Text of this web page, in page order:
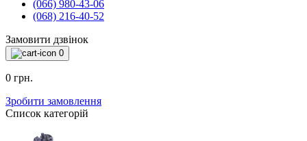
(066) 980-43-06
(068) 216-40-52
Замовити дзвінок
0
0 грн.
Зробити замовлення
Список категорій